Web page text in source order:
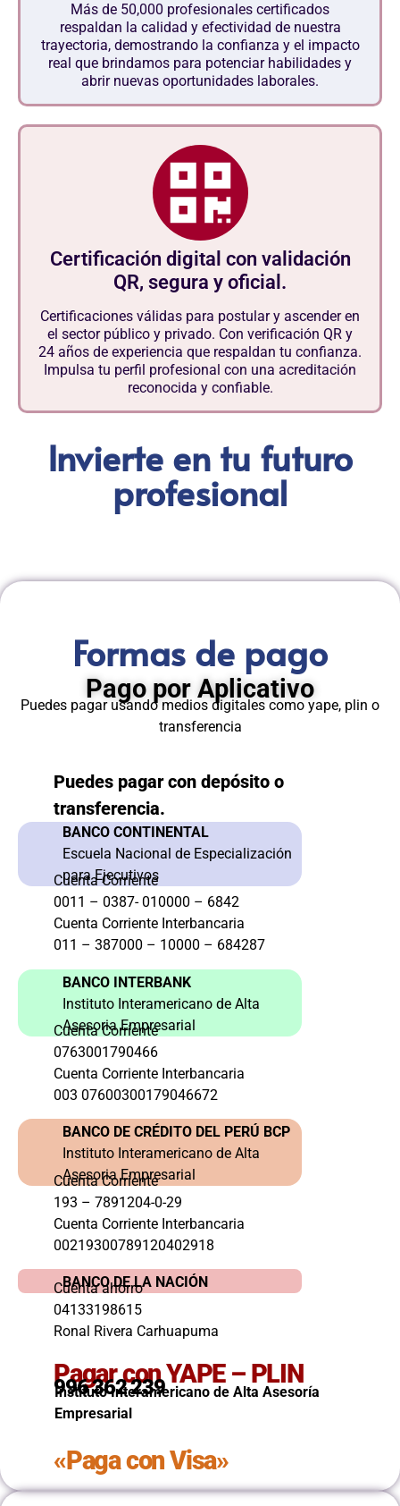
Más de 50,000 profesionales certificados
respaldan la calidad y efectividad de nuestra
trayectoria, demostrando la confianza y el impacto
real que brindamos para potenciar habilidades y
abrir nuevas oportunidades laborales.
Certificación digital con validación
QR, segura y oficial.
Certificaciones válidas para postular y ascender en
el sector público y privado. Con verificación QR y
24 años de experiencia que respaldan tu confianza.
Impulsa tu perfil profesional con una acreditación
reconocida y confiable.
Invierte en tu futuro
profesional
Formas de pago
Pago por Aplicativo
Puedes pagar usando medios digitales como yape, plin o
transferencia
Puedes pagar con depósito o
transferencia.
BANCO CONTINENTAL
Escuela Nacional de Especialización
para Ejecutivos
Cuenta Corriente
0011 – 0387- 010000 – 6842
Cuenta Corriente Interbancaria
011 – 387000 – 10000 – 684287
BANCO INTERBANK
Instituto Interamericano de Alta
Asesoria Empresarial
Cuenta Corriente
0763001790466
Cuenta Corriente Interbancaria
003 07600300179046672
BANCO DE CRÉDITO DEL PERÚ BCP
Instituto Interamericano de Alta
Asesoria Empresarial
Cuenta Corriente
193 – 7891204-0-29
Cuenta Corriente Interbancaria
00219300789120402918
BANCO DE LA NACIÓN
Cuenta ahorro
04133198615
Ronal Rivera Carhuapuma
Pagar con YAPE – PLIN
996 362 239
Instituto Interamericano de Alta Asesoría
Empresarial
«Paga con Visa»